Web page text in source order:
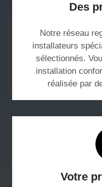
Des
Notre réseau
installateurs
sélectionnés.
installation
réalisée par
Votre